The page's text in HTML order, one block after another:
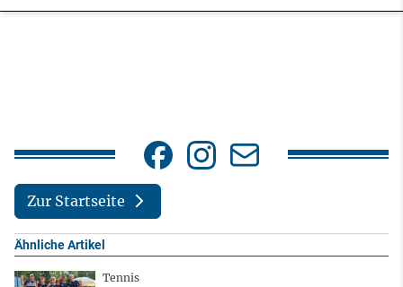
Zur Startseite
Ähnliche Artikel
Tennis